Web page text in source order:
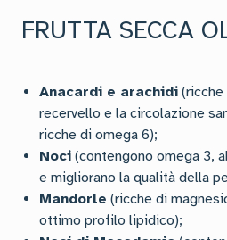
FRUTTA SECCA
Anacardi e arachidi
recervello e la circolazione
ricche di omega 6);
Noci (contengono omega 3,
e migliorano la qualità della
Mandorle (ricche di
ottimo profilo lipidico);